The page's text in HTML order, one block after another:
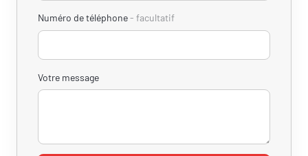
Numéro de téléphone facultatif
Votre message